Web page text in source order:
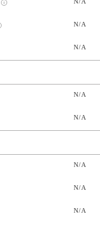
N/A
N/A
N/A
N/A
N/A
N/A
N/A